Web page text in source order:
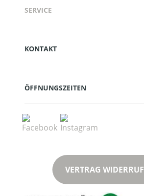
SERVICE
KONTAKT
ÖFFNUNGSZEITEN
VERTRAG